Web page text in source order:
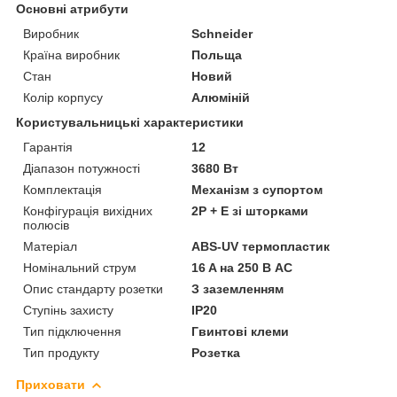
Основні атрибути
Виробник
Schneider
Країна виробник
Польща
Стан
Новий
Колір корпусу
Алюміній
Користувальницькі характеристики
Гарантія
12
Діапазон потужності
3680 Вт
Комплектація
Механізм з супортом
Конфігурація вихідних
полюсів
2P + E зі шторками
Матеріал
ABS-UV термопластик
Номінальний струм
16 A на 250 В AC
Опис стандарту розетки
З заземленням
Ступінь захисту
IP20
Тип підключення
Гвинтові клеми
Тип продукту
Розетка
Приховати